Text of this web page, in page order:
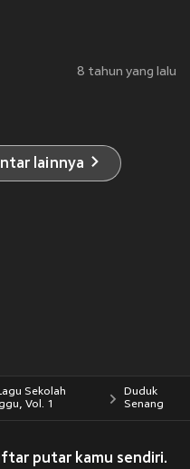
8 tahun yang lalu
lainnya
Sekolah
Vol. 1
Duduk
Senang
putar kamu sendiri.